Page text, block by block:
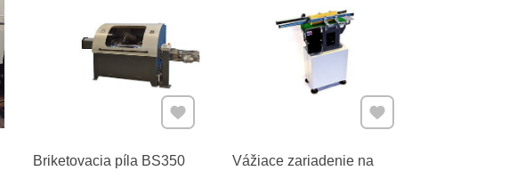
Obľúbeným
Briketovacia píla BS350
Pridať k Obľúbeným
Vážiace zariadenie na
Pridať k Obľúbeným